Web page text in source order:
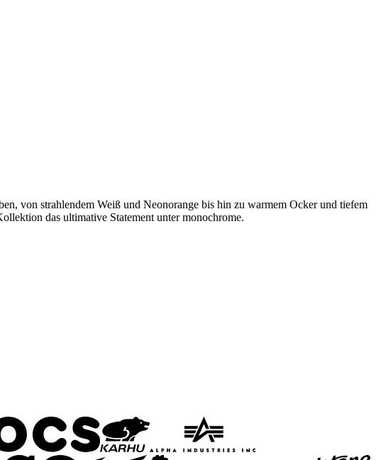
von strahlendem Weiß und Neonorange bis hin zu warmem Ocker und tiefem
das ultimative Statement unter monochrome.